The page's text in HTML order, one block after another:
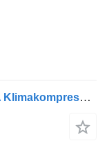
Knorr-Bremse Knorr Lufttrockner LA Klimakompressor für MAN Iveco Stralis Sattelzugmaschine